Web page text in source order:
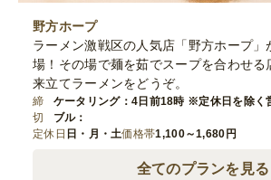
野方ホープ
ラーメン激戦区の人気店「野方ホープ」
場！その場で麺を茹でスープを合わせる
来立てラーメンをどうぞ。
締
切
ケータリング：4日前18時 ※定休日を除く
ブル：
定休日 日・月・土価格帯1,100～1,680円
全てのプランを見る